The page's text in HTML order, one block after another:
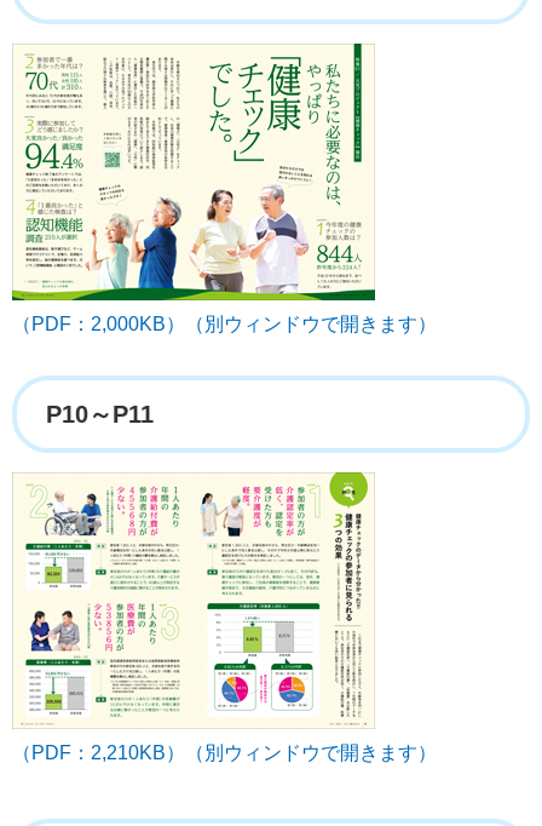
（PDF：2,000KB）（別ウィンドウで開きます）
P10～P11
（PDF：2,210KB）（別ウィンドウで開きます）